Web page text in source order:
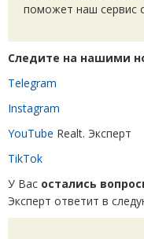
поможет наш сервис
Следите на нашими
Telegram
Instagram
YouTube Realt. Эксперт
TikTok
У Вас остались
Эксперт ответит в